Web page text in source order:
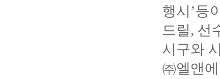
행시’등
드릴, 선
시구와
㈜엘앤